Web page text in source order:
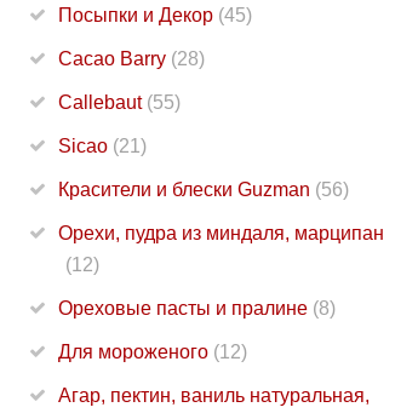
Посыпки и Декор (45)
Cacao Barry (28)
Callebaut (55)
Sicao (21)
Красители и блески Guzman (56)
Орехи, пудра из миндаля, марципан
(12)
Ореховые пасты и пралине (8)
Для мороженого (12)
Агар, пектин, ваниль натуральная,